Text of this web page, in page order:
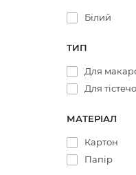
Білий
ТИП
Для
Для
МАТЕРІАЛ
Картон
Папір